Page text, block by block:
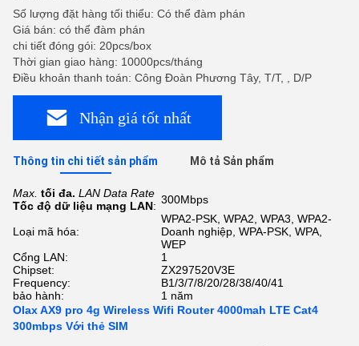
Số lượng đặt hàng tối thiểu: Có thể đàm phán
Giá bán: có thể đàm phán
chi tiết đóng gói: 20pcs/box
Thời gian giao hàng: 10000pcs/tháng
Điều khoản thanh toán: Công Đoàn Phương Tây, T/T, , D/P
Nhận giá tốt nhất
Thông tin chi tiết sản phẩm Mô tả Sản phẩm
Max. tối đa. LAN Data Rate
Tốc độ dữ liệu mạng LAN: 300Mbps
Loại mã hóa:
WPA2-PSK, WPA2, WPA3, WPA2-
Doanh nghiệp, WPA-PSK, WPA,
WEP
Cổng LAN:
1
Chipset:
ZX297520V3E
Frequency:
B1/3/7/8/20/28/38/40/41
bảo hành:
1 năm
Olax AX9 pro 4g Wireless Wifi Router 4000mah LTE Cat4
300mbps Với thẻ SIM